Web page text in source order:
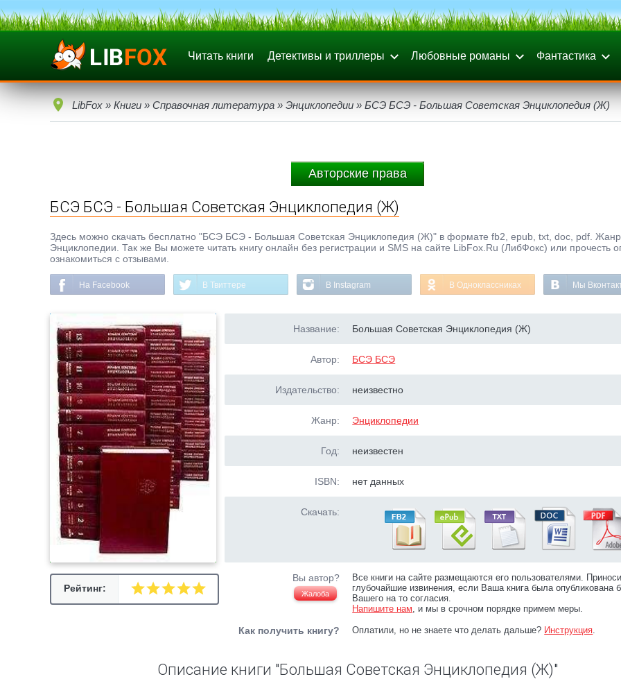
Читать книги Детективы и триллеры Любовные романы Фантастика
LibFox » Книги » Справочная литература » Энциклопедии » БСЭ БСЭ - Большая Советская Энциклопедия (Ж)
Авторские права
БСЭ БСЭ - Большая Советская Энциклопедия (Ж)
Здесь можно скачать бесплатно "БСЭ БСЭ - Большая Советская Энциклопедия (Ж)" в формате fb2, epub, txt, doc, pdf.
Энциклопедии. Так же Вы можете читать книгу онлайн без регистрации и SMS на сайте LibFox.Ru (ЛибФокс) или прочесть
ознакомиться с отзывами.
На Facebook В Твиттере В Instagram В Одноклассниках Мы
Рейтинг:
Название: Большая Советская Энциклопедия (Ж)
Автор: БСЭ БСЭ
Издательство: неизвестно
Жанр: Энциклопедии
Год: неизвестен
ISBN: нет данных
Скачать:
Вы автор?
Жалоба
Все книги на сайте размещаются его пользователями.
глубочайшие извинения, если Ваша книга была опубликована
Вашего на то согласия.
Напишите нам, и мы в срочном порядке примем меры.
Как получить книгу? Оплатили, но не знаете что делать дальше? Инструкция.
Описание книги "Большая Советская Энциклопедия (Ж)"